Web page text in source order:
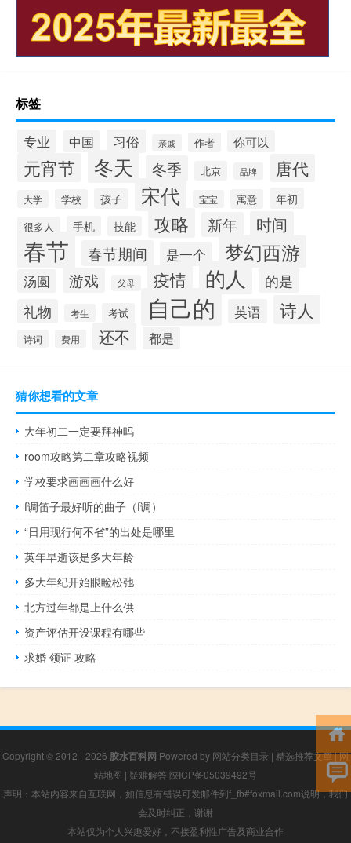
标签
专业 中国 习俗 亲戚 作者 你可以
元宵节 冬天 冬季 北京 品牌 唐代
大学 学校 孩子 宋代 宝宝 寓意 年初
很多人 手机 技能 攻略 新年 时间
春节 春节期间 是一个 梦幻西游
汤圆 游戏 父母 疫情 的人 的是
礼物 考生 考试 自己的 英语 诗人
诗词 费用 还不 都是
猜你想看的文章
大年初二一定要拜神吗
room攻略第二章攻略视频
学校要求画画画什么好
f调笛子最好听的曲子（f调）
“日用现行何不省”的出处是哪里
英年早逝该是多大年龄
多大年纪开始眼睑松弛
北方过年都是上什么供
资产评估开设课程有哪些
求婚 领证 攻略
Copyright © 2012 - 2026 胶水百科网 Powered by 网站分类目录 | 精选推荐文章|网
站地图 | 疑难解答 陕ICP备05039492号
声明：本站内容来自互联网，如信息有错误可发邮件到f_fb#foxmail.com说明，我们
会及时纠正，谢谢
本站仅为个人兴趣爱好，不接盈利性广告及商业合作